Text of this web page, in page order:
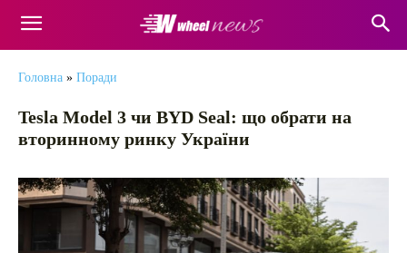
Головна » Поради
Tesla Model 3 чи BYD Seal: що обрати на
вторинному ринку України